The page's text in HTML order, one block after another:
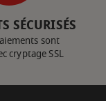
SÉCURISÉS
sont
cryptage SSL